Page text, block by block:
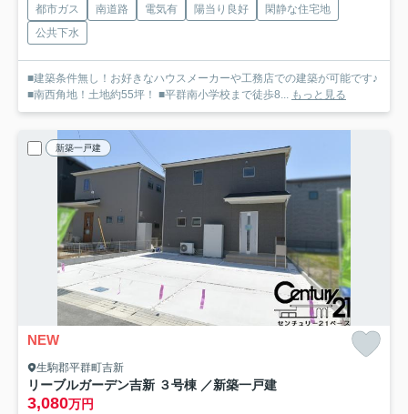
都市ガス 南道路 電気有 陽当り良好
閑静な住宅地
公共下水
■建築条件無し！お好きなハウスメーカーや工務店での建築が可能です♪
■南西角地！土地約55坪！ ■平群南小学校まで徒歩8... もっと見る
新築一戸建
NEW
生駒郡平群町吉新
リーブルガーデン吉新 ３号棟 ／新築一戸建
3,080万円